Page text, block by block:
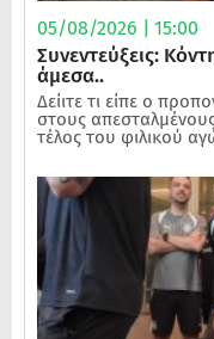
05/08/2026 | 15:00
Συνεντεύξεις:
άμεσα..
Δείιτε τι είπε ο
στους
τέλος του φιλικού